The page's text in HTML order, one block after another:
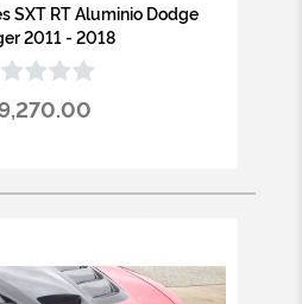
SXT RT Aluminio Dodge
2011 - 2018